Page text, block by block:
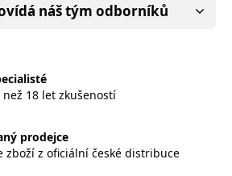
náš tým odborníků
než 18 let zkušeností
prodejce
zboží z oficiální české distribuce